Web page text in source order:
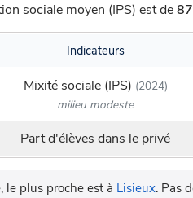
sociale moyen (IPS) est de87
Indicateurs
Mixité sociale (IPS) (2024)
milieu modeste
Part d'élèves dans le privé
le plus proche est à Lisieux. Pas